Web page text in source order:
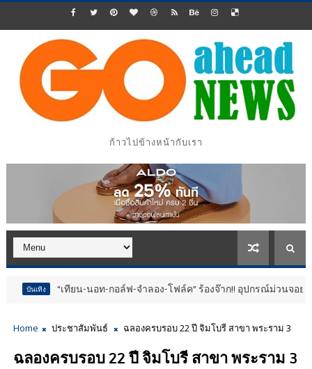
ก้าวไปข้างหน้ากับเรา
“เทียน-นอท-กอล์ฟ-จำลอง-โฟล์ค” ร้องจ๊าก!! อุปกรณ์ม่วนจอยงานวัด
Home ประชาสัมพันธ์ ฉลองครบรอบ 22 ปี จิมโบรี สาขา พระราม 3
ฉลองครบรอบ 22 ปี จิมโบรี สาขา พระราม 3